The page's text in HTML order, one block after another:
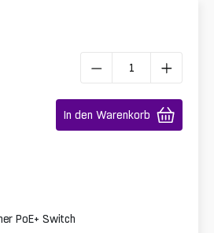
In den Warenkorb
PoE+ Switch